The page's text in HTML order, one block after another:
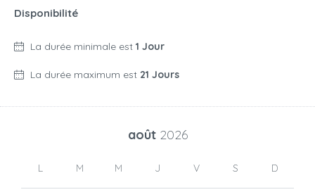
Disponibilité
La durée minimale est 1 Jour
La durée maximum est 21 Jours
août 2026
L M M J V S D